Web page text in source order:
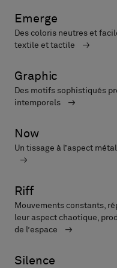
Emerge
Des coloris neutres et
textile et tactile
Graphic
Des motifs sophistiqués
intemporels
Now
Un tissage à l’aspect
Riff
Mouvements constants,
leur aspect chaotique,
de l’espace
Silence